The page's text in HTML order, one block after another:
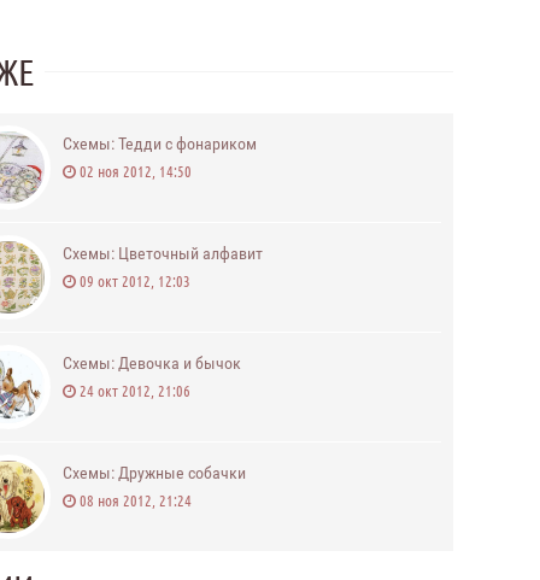
Схемы: Тедди с фонариком
02 ноя 2012, 14:50
Схемы: Цветочный алфавит
09 окт 2012, 12:03
Схемы: Девочка и бычок
24 окт 2012, 21:06
Схемы: Дружные собачки
08 ноя 2012, 21:24